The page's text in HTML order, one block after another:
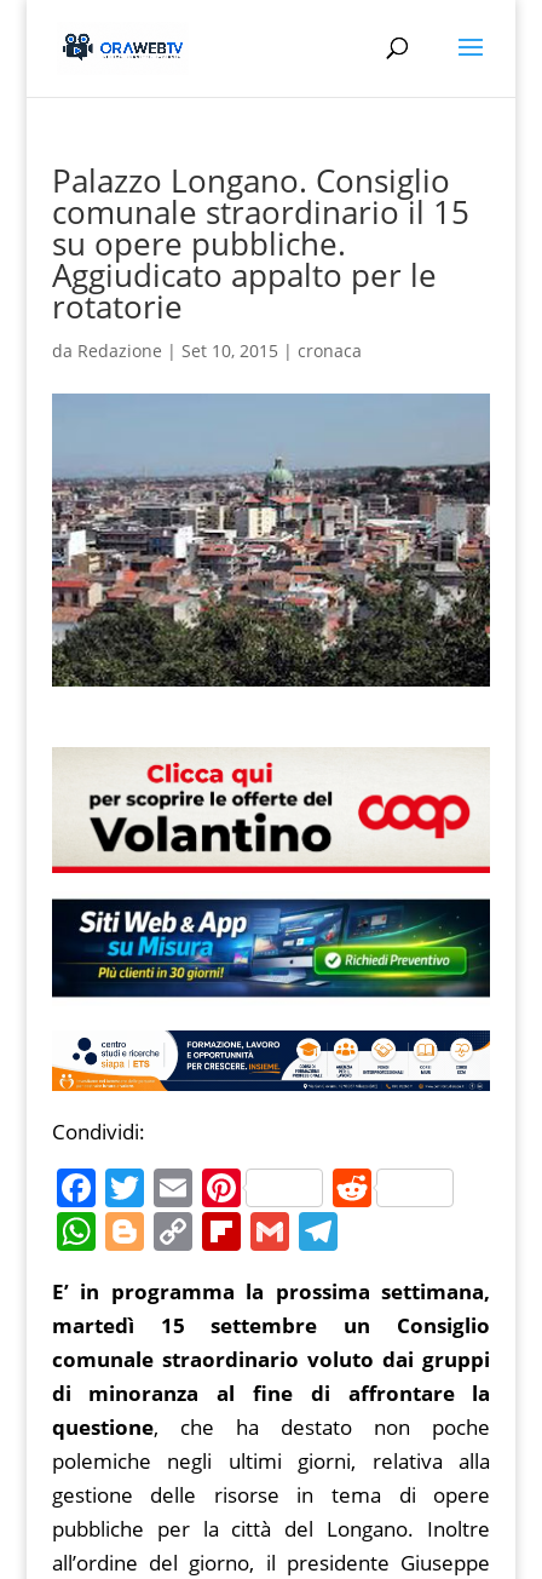
Palazzo Longano. Consiglio
comunale straordinario il 15
su opere pubbliche.
Aggiudicato appalto per le
rotatorie
da Redazione | Set 10, 2015 | cronaca
Condividi:
F
a
c
e
b
o
o
k
T
w
itt
er
E
m
ai
l
Pi
nt
er
e
st
R
di
W
at
s
A
p
p
Bl
g
g
er
C
p
y
Li
n
k
Fl
ip
b
o
ar
d
G
ai
l
T
e
gr
a
m
E’ in programma la prossima settimana,
martedì 15 settembre un Consiglio
comunale straordinario voluto dai gruppi
di minoranza al fine di affrontare la
questione, che ha destato non poche
polemiche negli ultimi giorni, relativa alla
gestione delle risorse in tema di opere
pubbliche per la città del Longano. Inoltre
all’ordine del giorno, il presidente Giuseppe